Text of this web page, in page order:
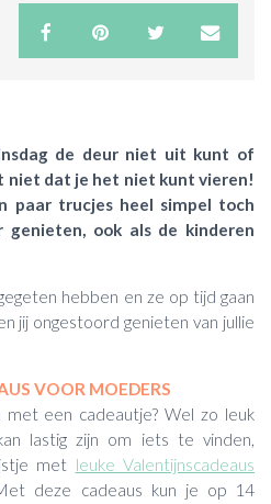
de deur niet uit kunt of
niet dat je het niet kunt vieren!
paar trucjes heel simpel toch
genieten, ook als de kinderen
hebben en ze op tijd gaan
jij ongestoord genieten van jullie
VOOR MOEDERS
een cadeautje? Wel zo leuk
lastig zijn om iets te vinden,
met leuke Valentijnscadeaus
deze cadeaus kun je op 14